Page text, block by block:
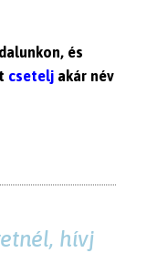
és
csetelj akár név
hívj